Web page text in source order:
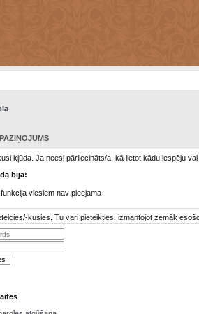
kļūda. Ja neesi pārliecināts/a, kā lietot kādu iespēju
bija:
viesiem nav pieejama
kusies. Tu vari pieteikties, izmantojot zemāk